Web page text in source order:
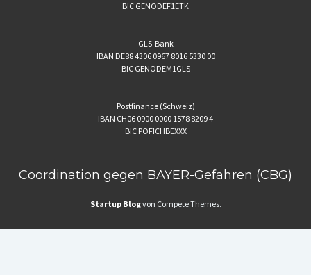
BIC GENODEF1ETK
GLS-Bank
IBAN DE88 4306 0967 8016 5330 00
BIC GENODEM1GLS
Postfinance (Schweiz)
IBAN CH06 0900 0000 1578 8209 4
BIC POFICHBEXXX
Coordination gegen BAYER-Gefahren (CBG)
Startup Blogvon Compete Themes.